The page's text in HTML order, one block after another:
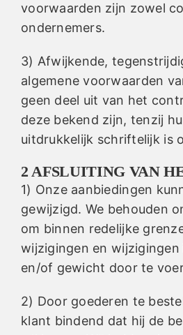
voorwaarden zijn zowel
ondernemers.
3) Afwijkende,
algemene voorwaarden
geen deel uit van het
deze bekend zijn, tenzij
uitdrukkelijk schriftelijk is
2 AFSLUITING VAN
1) Onze aanbiedingen
gewijzigd. We behouden
om binnen redelijke
wijzigingen en
en/of gewicht door te
2) Door goederen te
klant bindend dat hij de